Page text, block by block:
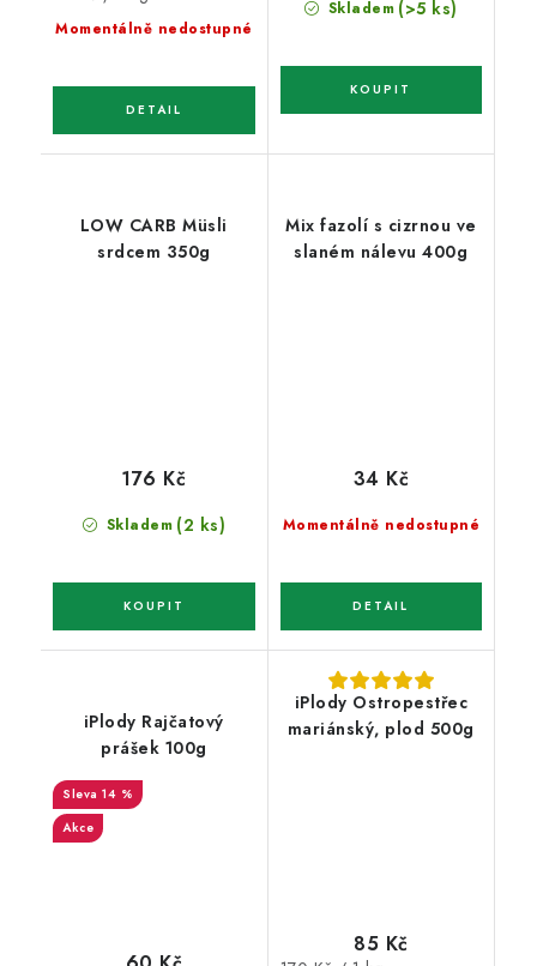
Momentálně nedostupné
cena:
Skladem (>5 ks)
LOW CARB Müsli
srdcem 350g
Skladem (2 ks)
176 Kč
Mix fazolí s cizrnou ve
slaném nálevu 400g
Momentálně nedostupné
34 Kč
iPlody Rajčatový
prášek 100g
14 %
Akce
iPlody Ostropestřec
mariánský, plod 500g
85 Kč